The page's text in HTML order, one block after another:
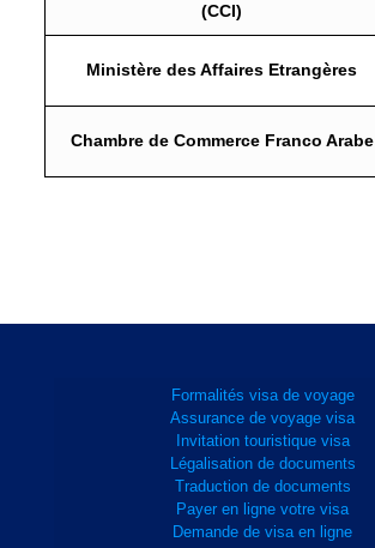
(CCI)
Ministère des Affaires Etrangères
Chambre de Commerce Franco Arabe
Formalités visa de voyage
Assurance de voyage visa
Invitation touristique visa
Légalisation de documents
Traduction de documents
Payer en ligne votre visa
Demande de visa en ligne